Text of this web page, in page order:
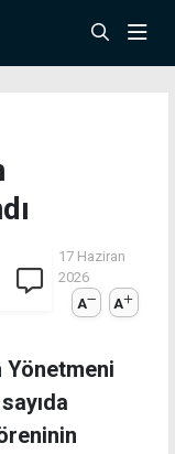
17 Haziran
2026
A
A
Yönetmeni